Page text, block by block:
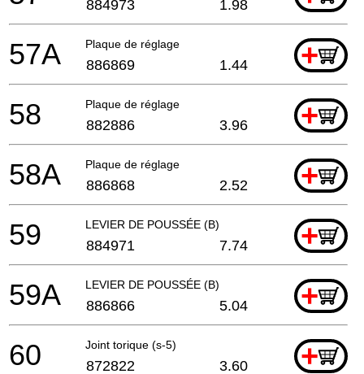
884973 1.98
Plaque de réglage +
57A 886869 1.44
Plaque de réglage +
58 882886 3.96
Plaque de réglage +
58A 886868 2.52
LEVIER DE POUSSÉE (B) +
59 884971 7.74
LEVIER DE POUSSÉE (B) +
59A 886866 5.04
Joint torique (s-5) +
60 872822 3.60